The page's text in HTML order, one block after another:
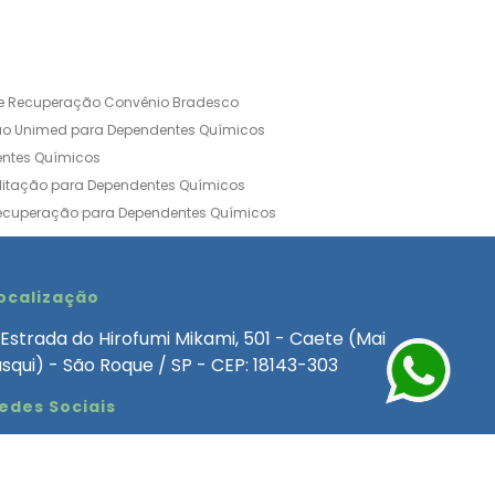
Recuperação Convênio Bradesco
Unimed para Dependentes Químicos
Químicos
para Dependentes Químicos
para Dependentes Químicos
Convênio Médico SulAmérica
de Recuperação Alcoolismo
Clínica de Recuperação para Alcoólatra
Químicos
Clinica Dependencia Quimica
para Dependentes Quimicos
Químicos Particular
Estrada do Hirofumi Mikami, 501 - Caete (Mai
- São Roque / SP - CEP: 18143-303
Sociais